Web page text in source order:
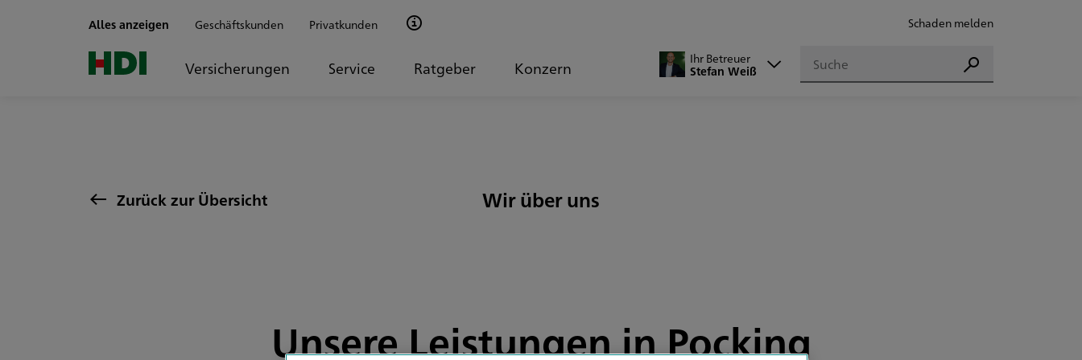
Alles anzeigen Geschäftskunden Privatkunden Schaden melden
Versicherungen Service Ratgeber Konzern
Ihr Betreuer
Stefan Weiß
Suchen
Suchen
Zurück zur Übersicht Wir über uns
Unsere Leistungen in Pocking